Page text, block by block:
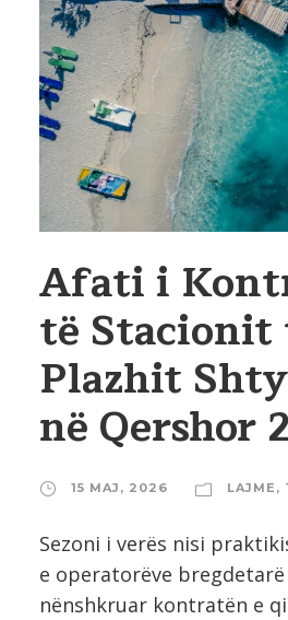
Afati i
të Stacionit
Plazhit
në Qershor
15 MAJ, 2026 LAJME ,
Sezoni i verës nisi
e operatorëve bregdetarë
nënshkruar kontratën e